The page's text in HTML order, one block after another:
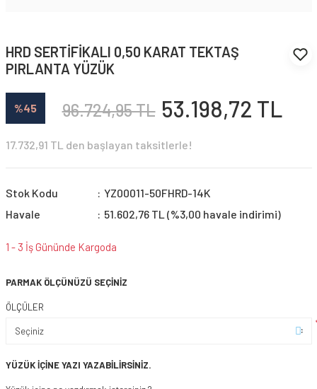
HRD SERTİFİKALI 0,50 KARAT TEKTAŞ
PIRLANTA YÜZÜK
%45 96.724,95 TL 53.198,72 TL
17.732,91 TL den başlayan taksitlerle!
Stok Kodu
YZ00011-50FHRD-14K
Havale
51.602,76 TL (%3,00 havale indirimi)
1 - 3 İş Gününde Kargoda
PARMAK ÖLÇÜNÜZÜ SEÇİNİZ
ÖLÇÜLER
YÜZÜK İÇİNE YAZI YAZABİLİRSİNİZ.